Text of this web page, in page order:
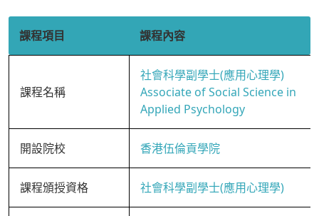
課程項目 課程內容
課程名稱
社會科學副學士(應用心理學)
Associate of Social Science in
Applied Psychology
開設院校 香港伍倫貢學院
課程頒授資格 社會科學副學士(應用心理學)